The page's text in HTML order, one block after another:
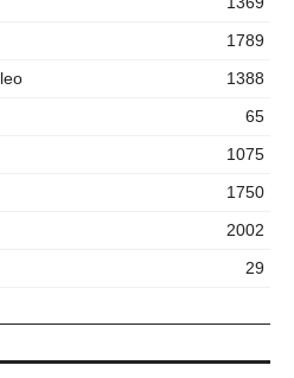
1789
1388
65
1075
1750
2002
29